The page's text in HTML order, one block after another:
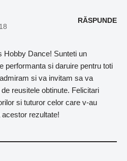
RĂSPUNDE
Hobby Dance! Sunteti un
performanta si daruire pentru toti
si va invitam sa va
reusitele obtinute. Felicitari
si tuturor celor care v-au
rezultate!